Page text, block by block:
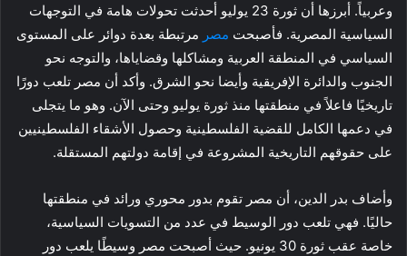
وعربياً. أبرزها أن ثورة 23 يوليو أحدثت تحولات هامة في التوجهات
السياسية المصرية. فأصبحت مصر مرتبطة بعدة دوائر على المستوى
السياسي في المنطقة العربية ومشاكلها وقضاياها، والتوجه نحو
الجنوب والدائرة الإفريقية وأيضا نحو الشرق. وأكد أن مصر تلعب دورًا
تاريخيًا فاعلاً في منطقتها منذ ثورة يوليو وحتى الآن. وهو ما يتجلى
في دعمها الكامل للقضية الفلسطينية وحصول الأشقاء الفلسطينيين
على حقوقهم التاريخية المشروعة في إقامة دولتهم المستقلة.
وأضاف بدر الدين، أن مصر تقوم بدور محوري ورائد في منطقتها
حاليًا. فهي تلعب دور الوسيط في عدد من التسويات السياسية،
خاصة عقب ثورة 30 يونيو. حيث أصبحت مصر وسيطًا يلعب دور